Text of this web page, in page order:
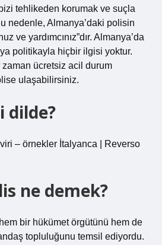
tehlikeden korumak ve suçla
nedenle, Almanya’daki polisin
ve yardımcınız”dır. Almanya’da
politikayla hiçbir ilgisi yoktur.
ücretsiz acil durum
ulaşabilirsiniz.
dilde?
– örnekler İtalyanca | Reverso
ne demek?
bir hükümet örgütünü hem de
topluluğunu temsil ediyordu.